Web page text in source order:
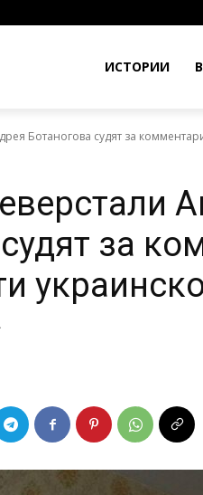
ИСТОРИИ
Ботаногова судят за
за